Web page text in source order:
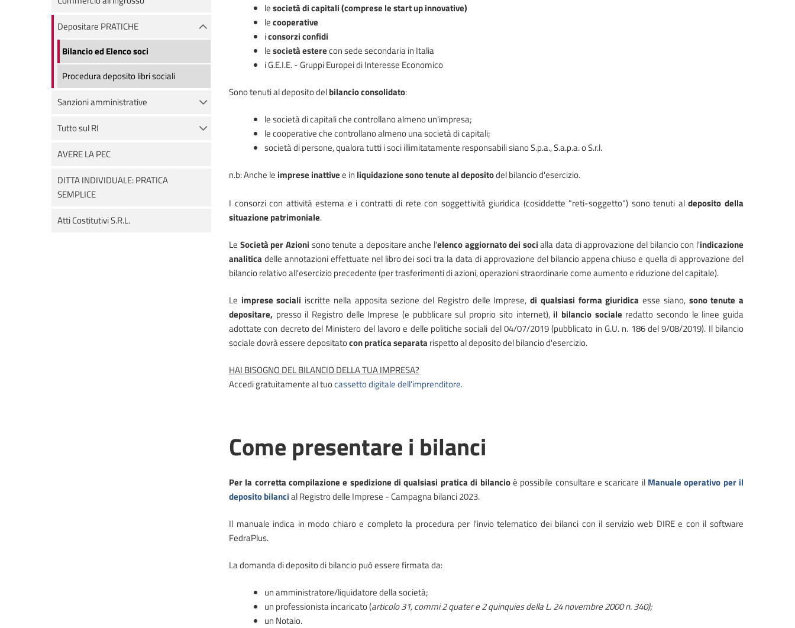
Depositare PRATICHE
Bilancio ed Elenco soci
Procedura deposito libri sociali
Sanzioni amministrative
Tutto sul RI
AVERE LA PEC
DITTA INDIVIDUALE: PRATICA
SEMPLICE
Atti Costitutivi S.R.L.
lesocietà di capitali (comprese le start up innovative)
lecooperative
iconsorzi confidi
lesocietà esterecon sede secondaria in Italia
i G.E.I.E. - Gruppi Europei di Interesse Economico
Sono tenuti al deposito delbilancio consolidato:
le società di capitali che controllano almeno un'impresa;
le cooperative che controllano almeno una società di capitali;
società di persone, qualora tutti i soci illimitatamente responsabili siano S.p.a., S.a.p.a. o S.r.l.
n.b: Anche le imprese inattivee in liquidazione sono tenute al depositodel bilancio d'esercizio.
I consorzi con attività esterna e i contratti di rete con soggettività giuridica (cosiddette "reti-soggetto") sono tenuti aldeposito della
situazione patrimoniale.
Le Società per Azioni sono tenute a depositare anche l'elenco aggiornato dei socialla data di approvazione del bilancio con l'indicazione
analiticadelle annotazioni effettuate nel libro dei soci tra la data di approvazione del bilancio appena chiuso e quella di approvazione del
bilancio relativo all'esercizio precedente (per trasferimenti di azioni, operazioni straordinarie come aumento e riduzione del capitale).
Le imprese sociali iscritte nella apposita sezione del Registro delle Imprese,di qualsiasi forma giuridica esse siano, sono tenute a
depositare, presso il Registro delle Imprese (e pubblicare sul proprio sito internet), il bilancio sociale redatto secondo le linee guida
adottate con decreto del Ministero del lavoro e delle politiche sociali del 04/07/2019 (pubblicato in G.U. n. 186 del 9/08/2019). Il bilancio
sociale dovrà essere depositatocon pratica separatarispetto al deposito del bilancio d'esercizio.
HAI BISOGNO DEL BILANCIO DELLA TUA IMPRESA?
Accedi gratuitamente al tuocassetto digitale dell'imprenditore.
Come presentare i bilanci
Per la corretta compilazione e spedizione di qualsiasi pratica di bilancioè possibile consultare e scaricare il Manuale operativo per il
deposito bilancial Registro delle Imprese - Campagna bilanci 2023.
Il manuale indica in modo chiaro e completo la procedura per l'invio telematico dei bilanci con il servizio web DIRE e con il software
FedraPlus.
La domanda di deposito di bilancio può essere firmata da:
un amministratore/liquidatore della società;
un professionista incaricato (articolo 31, commi 2 quater e 2 quinquies della L. 24 novembre 2000 n. 340);
un Notaio.